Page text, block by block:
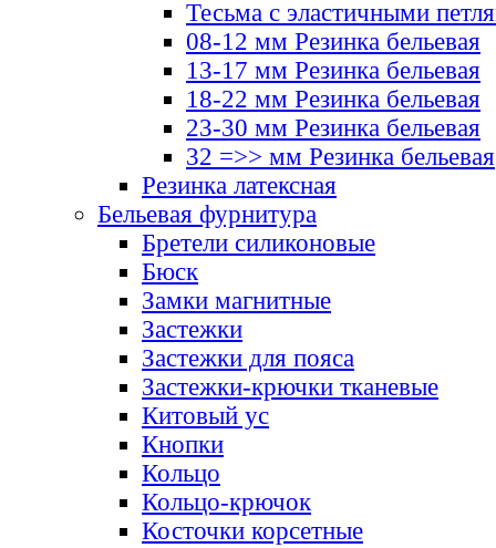
Тесьма с эластичными
08-12 мм Резинка бельевая
13-17 мм Резинка бельевая
18-22 мм Резинка бельевая
23-30 мм Резинка бельевая
32 =>> мм Резинка бельевая
Резинка латексная
Бельевая фурнитура
Бретели силиконовые
Бюск
Замки магнитные
Застежки
Застежки для пояса
Застежки-крючки тканевые
Китовый ус
Кнопки
Кольцо
Кольцо-крючок
Косточки корсетные